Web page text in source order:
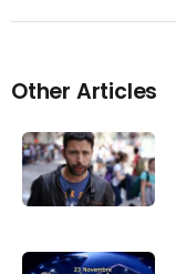
Other Articles